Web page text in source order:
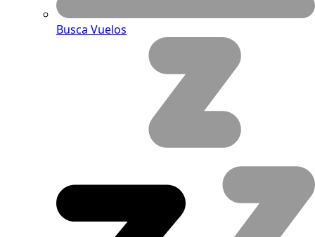
Busca Vuelos